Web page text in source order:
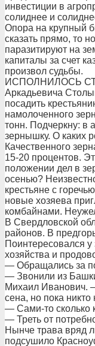
инвестиции в
солиднее и
Опора на крупный
сказать прямо, то
паразитируют на
капиталы за счет
произвол судьбы.
ИСПОЛНИЛОСЬ
Аркадьевича
посадить
намолоченного
тонн. Подчеркну: в
зернышку. О каких
Качественного
15-20 процентов.
положении дел в
осенью?
крестьяне с
новые хозяева
комбайнами.
В Свердловской
районов. В
Поинтересовался у
хозяйства и
— Обращались за
— Звонили из
Михаил Иванович.
сена, но пока никто
— Сами-то сколько
— Треть от
Нынче трава вряд
подсушило